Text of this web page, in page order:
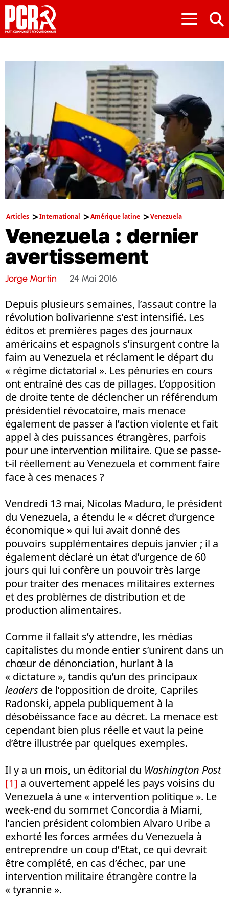
≡
Articles International Amérique latine Venezuela
Venezuela : dernier
avertissement
Jorge Martin 24 Mai 2016
Depuis plusieurs semaines, l’assaut contre la
révolution bolivarienne s’est intensifié. Les
éditos et premières pages des journaux
américains et espagnols s’insurgent contre la
faim au Venezuela et réclament le départ du
« régime dictatorial ». Les pénuries en cours
ont entraîné des cas de pillages. L’opposition
de droite tente de déclencher un référendum
présidentiel révocatoire, mais menace
également de passer à l’action violente et fait
appel à des puissances étrangères, parfois
pour une intervention militaire. Que se passe-
t-il réellement au Venezuela et comment faire
face à ces menaces ?
Vendredi 13 mai, Nicolas Maduro, le président
du Venezuela, a étendu le « décret d’urgence
économique » qui lui avait donné des
pouvoirs supplémentaires depuis janvier ; il a
également déclaré un état d’urgence de 60
jours qui lui confère un pouvoir très large
pour traiter des menaces militaires externes
et des problèmes de distribution et de
production alimentaires.
Comme il fallait s’y attendre, les médias
capitalistes du monde entier s’unirent dans un
chœur de dénonciation, hurlant à la
« dictature », tandis qu’un des principaux
leaders de l’opposition de droite, Capriles
Radonski, appela publiquement à la
désobéissance face au décret. La menace est
cependant bien plus réelle et vaut la peine
d’être illustrée par quelques exemples.
Il y a un mois, un éditorial du Washington Post
[1] a ouvertement appelé les pays voisins du
Venezuela à une « intervention politique ». Le
week-end du sommet Concordia à Miami,
l’ancien président colombien Alvaro Uribe a
exhorté les forces armées du Venezuela à
entreprendre un coup d’Etat, ce qui devrait
être complété, en cas d’échec, par une
intervention militaire étrangère contre la
« tyrannie ».